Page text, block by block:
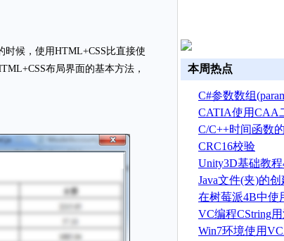
候，使用HTML+CSS比直接使
布局界面的基本方法，
本周热点
C#参数数组
CATIA使用CAA
建草图
C/C++时间函数
CRC16校验
Unity3D基础教
初始化预制品
Java文件(夹)的
除方法介绍
在树莓派4B中使
OpenGL ES程序
VC编程CString
Win7环境使用